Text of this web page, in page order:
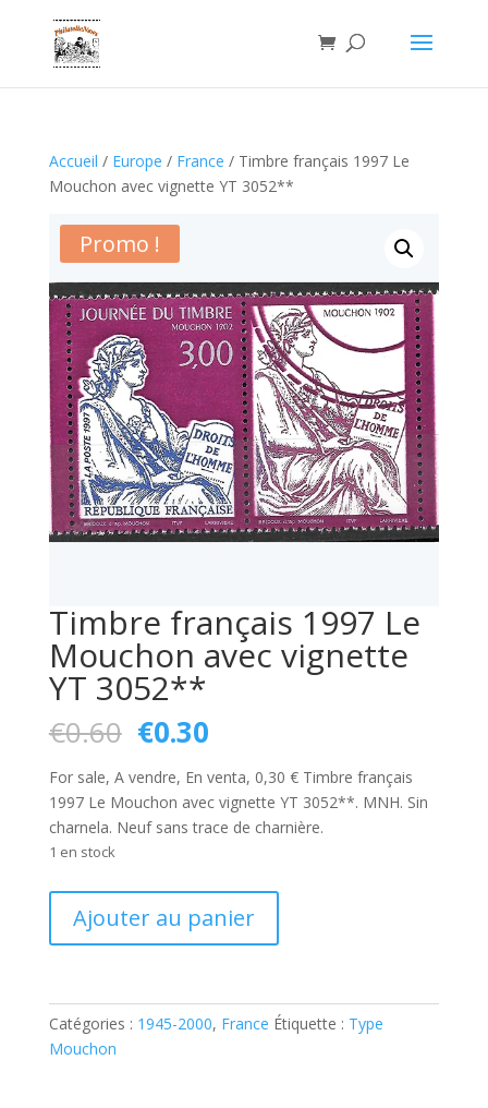
Accueil / Europe / France / Timbre français 1997 Le
Mouchon avec vignette YT 3052**
Promo !
Timbre français 1997 Le
Mouchon avec vignette
YT 3052**
€0.60 Le
prix
initial
était :
€0.60.
€0.30Le
actuel
est :
€0.30.
For sale, A vendre, En venta, 0,30 € Timbre français
1997 Le Mouchon avec vignette YT 3052**. MNH. Sin
charnela. Neuf sans trace de charnière.
1 en stock
Timbre
1997
Le
Mouchon
Ajouter au panier
Catégories : 1945-2000, France Étiquette : Type
Mouchon